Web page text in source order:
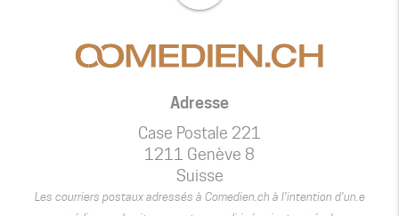
Adresse
Case Postale 221
1211 Genève 8
Suisse
Les courriers postaux adressés à Comedien.ch à l’intention d’un.e